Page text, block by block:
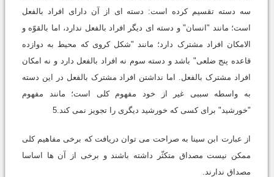
سه دسته تقسیم کرده است: دسته ای از آن دارای افراد بالفعل
است؛ مانند "انسان" و دسته ای دیگر افراد بالفعل ندارد، اما بالقوّه و
الامکان افراد مشترک دارد؛ مانند "شکل کروی که محیط به دوازده
قاعده پنج ضلعی" باشد و دسته سوم نه افراد بالفعل دارد و نه امکان
افراد مشترک بالفعل. اما نداشتن افراد مشترک بالفعل در این دسته
به واسطه سببی غیر از خود مفهوم کلی است؛ مانند مفهوم
"خورشید" برای کسی که خورشید دیگری را تجویز نمی کند.5
از عبارت ابن سینا به صراحت می توان دریافت که برخی مفاهیم کلی
ممکن نیست مصداق متکثّر داشته باشند و برخی از آن ها اساسا
مصداق ندارند.